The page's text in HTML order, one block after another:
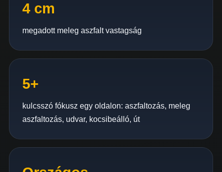
4 cm
megadott meleg aszfalt vastagság
5+
kulcsszó fókusz egy oldalon: aszfaltozás, meleg
aszfaltozás, udvar, kocsibeálló, út